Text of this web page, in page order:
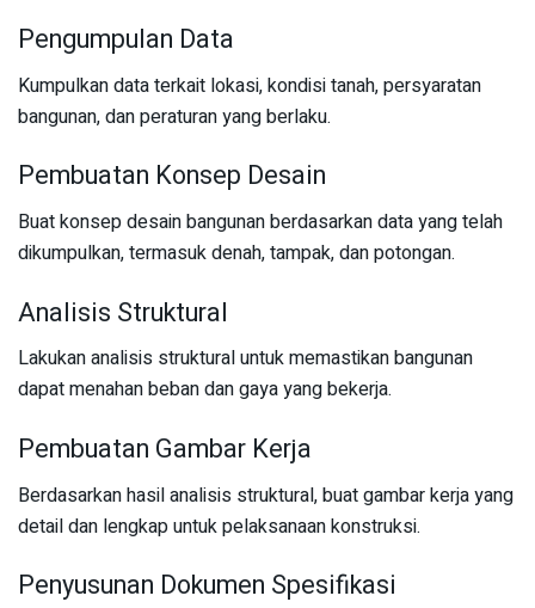
Pengumpulan Data
Kumpulkan data terkait lokasi, kondisi tanah, persyaratan
bangunan, dan peraturan yang berlaku.
Pembuatan Konsep Desain
Buat konsep desain bangunan berdasarkan data yang telah
dikumpulkan, termasuk denah, tampak, dan potongan.
Analisis Struktural
Lakukan analisis struktural untuk memastikan bangunan
dapat menahan beban dan gaya yang bekerja.
Pembuatan Gambar Kerja
Berdasarkan hasil analisis struktural, buat gambar kerja yang
detail dan lengkap untuk pelaksanaan konstruksi.
Penyusunan Dokumen Spesifikasi